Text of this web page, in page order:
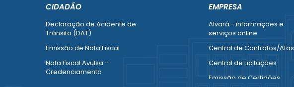
CIDADÃO
Declaração de Acidente de
Trânsito (DAT)
Emissão de Nota Fiscal
Nota Fiscal Avulsa -
Credenciamento
EMPRESA
Alvará - informações e
serviços online
Central de Contratos/Atas
Central de Licitações
Emissão de Certidões